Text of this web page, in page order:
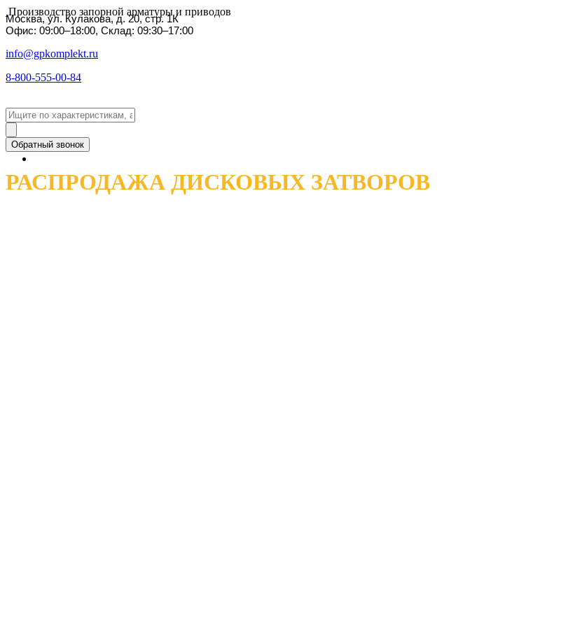
Производство запорной арматуры и приводов
Москва, ул. Кулакова, д. 20, стр. 1К
Офис: 09:00–18:00, Склад: 09:30–17:00
info@gpkomplekt.ru
8-800-555-00-84
Обратный звонок
РАСПРОДАЖА ДИСКОВЫХ ЗАТВОРОВ